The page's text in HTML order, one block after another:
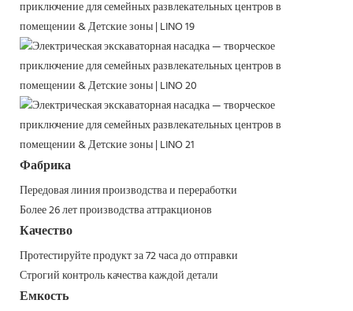
Фабрика
Передовая линия производства и переработки
Более 26 лет производства аттракционов
Качество
Протестируйте продукт за 72 часа до отправки
Строгий контроль качества каждой детали
Емкость